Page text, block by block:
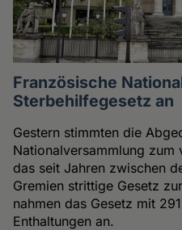
Französische
Sterbehilfegesetz an
Gestern stimmten die
Nationalversammlung
das seit Jahren zwischen
Gremien strittige Gesetz
nahmen das Gesetz mit
Enthaltungen an.